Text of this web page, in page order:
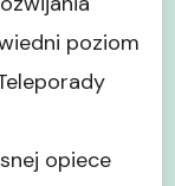
poziom
opiece